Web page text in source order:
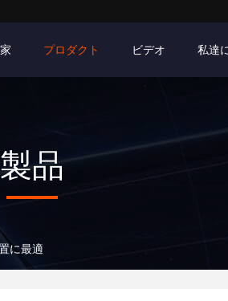
家 プロダクト ビデオ 私達
製品
に最適